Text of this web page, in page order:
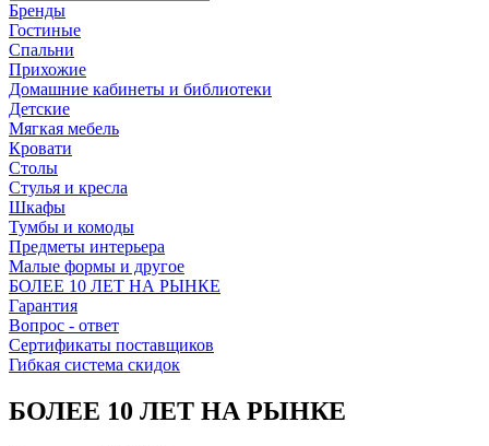
Бренды
Гостиные
Спальни
Прихожие
Домашние кабинеты и библиотеки
Детские
Мягкая мебель
Кровати
Столы
Стулья и кресла
Шкафы
Тумбы и комоды
Предметы интерьера
Малые формы и другое
БОЛЕЕ 10 ЛЕТ НА РЫНКЕ
Гарантия
Вопрос - ответ
Сертификаты поставщиков
Гибкая система скидок
БОЛЕЕ 10 ЛЕТ НА РЫНКЕ